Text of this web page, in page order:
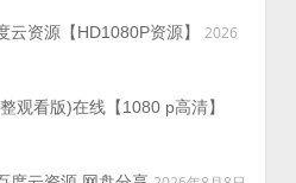
云资源【HD1080P资源】
2026
观看版)在线【1080 p高清】